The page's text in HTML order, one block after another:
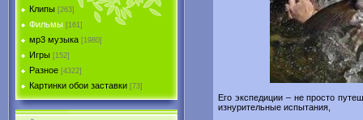
Клипы [263]
Фильмы [161]
мр3 музыка [1980]
Игры [152]
Разное [4322]
Картинки обои заставки [73]
Его экспедиции – не просто
изнурительные испытания,